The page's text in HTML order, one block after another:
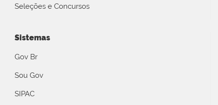
Seleções e Concursos
Sistemas
Gov Br
Sou Gov
SIPAC